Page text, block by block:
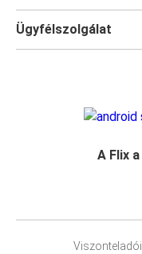
Ügyfélszolgálat
A Flix